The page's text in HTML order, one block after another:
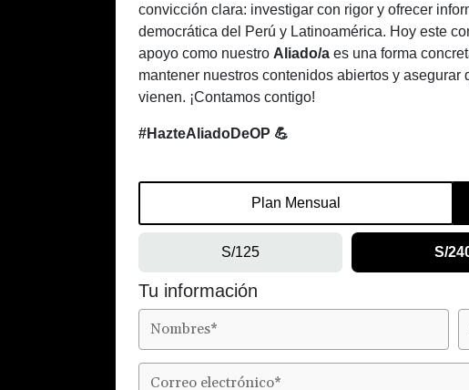
convicción clara: investigar con rigor y ofrecer
democrática del Perú y Latinoamérica. Hoy este
apoyo como nuestro Aliado/a es una forma
mantener nuestros contenidos abiertos y
vienen. ¡Contamos contigo!
#HazteAliadoDeOP 💪
Plan Mensual
S/125 S/
Tu información